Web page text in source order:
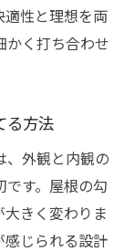
適性と理想を両
かく打ち合わせ
る方法
、外観と内観の
す。屋根の勾
きく変わりま
感じられる設計